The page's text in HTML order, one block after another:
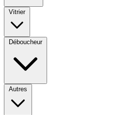
Vitrier
Déboucheur
Autres